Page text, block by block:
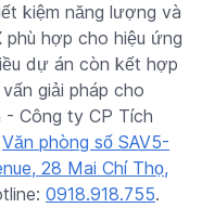
kiệm năng lượng và
hợp cho hiệu ứng
dự án còn kết hợp
giải pháp cho
- Công ty CP Tích
Văn phòng số SAV5-
28 Mai Chí Thọ,
0918.918.755.